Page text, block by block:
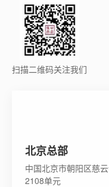
扫描二维码关注我们
北京总部
中国北京市朝阳区慈
2108单元